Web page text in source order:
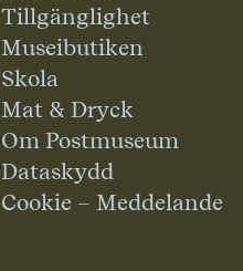
Tillgänglighet
Museibutiken
Skola
Mat & Dryck
Om Postmuseum
Dataskydd
Cookie – Meddelande